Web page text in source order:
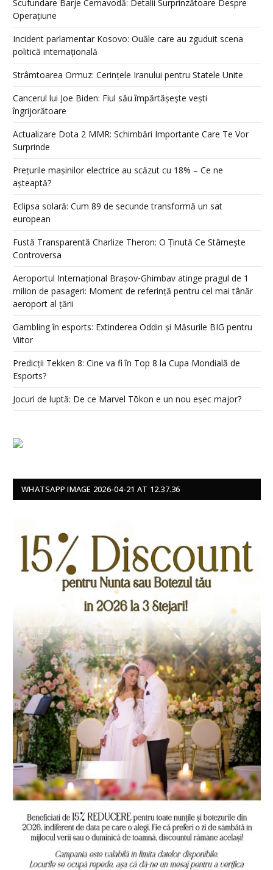
Scufundare Barje Cernavodă: Detalii Surprinzătoare Despre
Operațiune
Incident parlamentar Kosovo: Ouăle care au zguduit scena
politică internațională
Strâmtoarea Ormuz: Cerințele Iranului pentru Statele Unite
Cancerul lui Joe Biden: Fiul său împărtășește vești
îngrijorătoare
Actualizare Dota 2 MMR: Schimbări Importante Care Te Vor
Surprinde
Prețurile mașinilor electrice au scăzut cu 18% – Ce ne
așteaptă?
Eclipsa solară: Cum 89 de secunde transformă un sat
european
Fustă Transparentă Charlize Theron: O Ținută Ce Stârnește
Controversa
Aeroportul Internațional Brașov‑Ghimbav atinge pragul de 1
milion de pasageri: Moment de referință pentru cel mai tânăr
aeroport al țării
Gambling în esports: Extinderea Oddin și Măsurile BIG pentru
Viitor
Predicții Tekken 8: Cine va fi în Top 8 la Cupa Mondială de
Esports?
Jocuri de luptă: De ce Marvel Tōkon e un nou eșec major?
WHATSAPP IMAGE 2026-04-21 AT 12.37.36